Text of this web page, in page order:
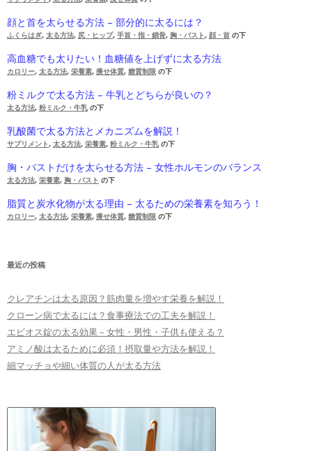
顔と首を太らせる方法 – 部分的に太るには？
ふくらはぎ, 太る方法, 尻・ヒップ, 手首・指・鎖骨, 胸・バスト, 顔・首 の下
高血糖でも太りたい！血糖値を上げずに太る方法
カロリー, 太る方法, 栄養素, 痩せ体質, 糖質制限 の下
粉ミルクで太る方法 – 牛乳とどちらが良いの？
太る方法, 粉ミルク・牛乳の下
乳酸菌で太る方法とメカニズムを解説！
サプリメント, 太る方法, 栄養素, 粉ミルク・牛乳の下
胸・バストだけを太らせる方法 – 女性ホルモンのバランス
太る方法, 栄養素, 胸・バスト の下
脂質と炭水化物が太る理由 – 太るための栄養素を知ろう！
カロリー, 太る方法, 栄養素, 痩せ体質, 糖質制限 の下
最近の投稿
クレアチンは太る原因？筋肉量を増やす栄養を解説！
クローン病で太るには？食事療法での工夫を解説！
エビオス錠の太る効果 – 女性・男性・子供も使える？
アミノ酸は太るために必須！摂取量や方法を解説！
細マッチョや細い体質の人が太る方法